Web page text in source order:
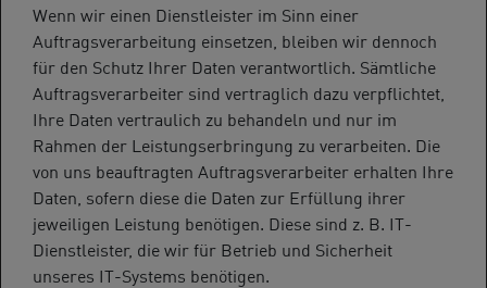
Wenn wir einen Dienstleister im Sinn einer
Auftragsverarbeitung einsetzen, bleiben wir dennoch
für den Schutz Ihrer Daten verantwortlich. Sämtliche
Auftragsverarbeiter sind vertraglich dazu verpflichtet,
Ihre Daten vertraulich zu behandeln und nur im
Rahmen der Leistungserbringung zu verarbeiten. Die
von uns beauftragten Auftragsverarbeiter erhalten Ihre
Daten, sofern diese die Daten zur Erfüllung ihrer
jeweiligen Leistung benötigen. Diese sind z. B. IT-
Dienstleister, die wir für Betrieb und Sicherheit
unseres IT-Systems benötigen.